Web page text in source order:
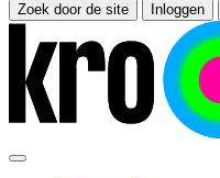
Zoek door de site Inloggen